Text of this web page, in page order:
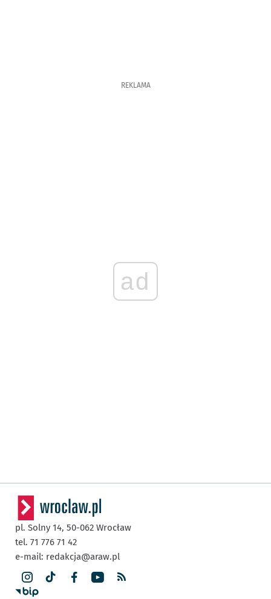
REKLAMA
ad
pl. Solny 14, 50-062 Wrocław
tel. 71 776 71 42
e-mail: redakcja@araw.pl